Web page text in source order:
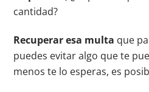
cantidad?
Recuperar esa multa que
puedes evitar algo que te
menos te lo esperas, es